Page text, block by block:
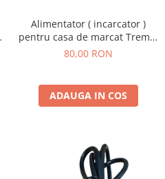
Alimentator ( incarcator )
pentru casa de marcat Tremol
S25
80,00 RON
ADAUGA IN COS